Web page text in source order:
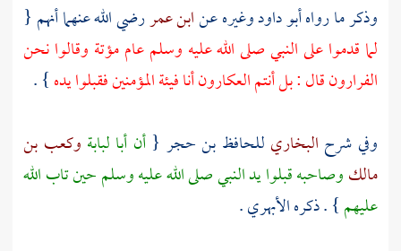
وذكر ما رواهأبو داودوغيره عنابن عمررضي الله عنهما أنهم {
لما قدموا على النبي صلى الله عليه وسلم عاممؤتة وقالوا نحن
الفرارون قال : بل أنتم العكارون أنا فيئة المؤمنين فقبلوا يده} .
وفي شرح البخاري للحافظ بن حجر {أن أبا لبابة وكعب بن
مالكوصاحبه قبلوا يد النبي صلى الله عليه وسلم حين تاب الله
عليهم} . ذكرهالأبهري.